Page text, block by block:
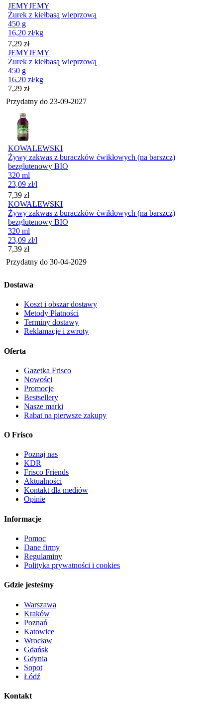
JEMYJEMY
Żurek z kiełbasą wieprzową
450 g
16,20 zł/kg
Cena
7,29 zł
JEMYJEMY
Żurek z kiełbasą wieprzową
450 g
16,20 zł/kg
Cena
7,29 zł
Przydatny do 23-09-2027
KOWALEWSKI
Żywy zakwas z buraczków ćwikłowych (na barszcz)
bezglutenowy BIO
320 ml
23,09 zł/l
Cena
7,39 zł
KOWALEWSKI
Żywy zakwas z buraczków ćwikłowych (na barszcz)
bezglutenowy BIO
320 ml
23,09 zł/l
Cena
7,39 zł
Przydatny do 30-04-2029
Dostawa
Koszt i obszar dostawy
Metody Płatności
Terminy dostawy
Reklamacje i zwroty
Oferta
Gazetka Frisco
Nowości
Promocje
Bestsellery
Nasze marki
Rabat na pierwsze zakupy
O Frisco
Poznaj nas
KDR
Frisco Friends
Aktualności
Kontakt dla mediów
Opinie
Informacje
Pomoc
Dane firmy
Regulaminy
Polityka prywatności i cookies
Gdzie jesteśmy
Warszawa
Kraków
Poznań
Katowice
Wrocław
Gdańsk
Gdynia
Sopot
Łódź
Kontakt